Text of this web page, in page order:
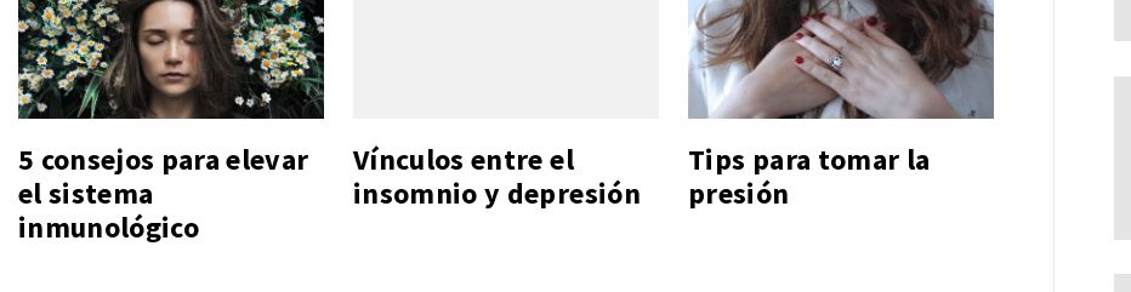
5 consejos para elevar
el sistema
inmunológico
Vínculos entre el
insomnio y depresión
Tips para tomar la
presión